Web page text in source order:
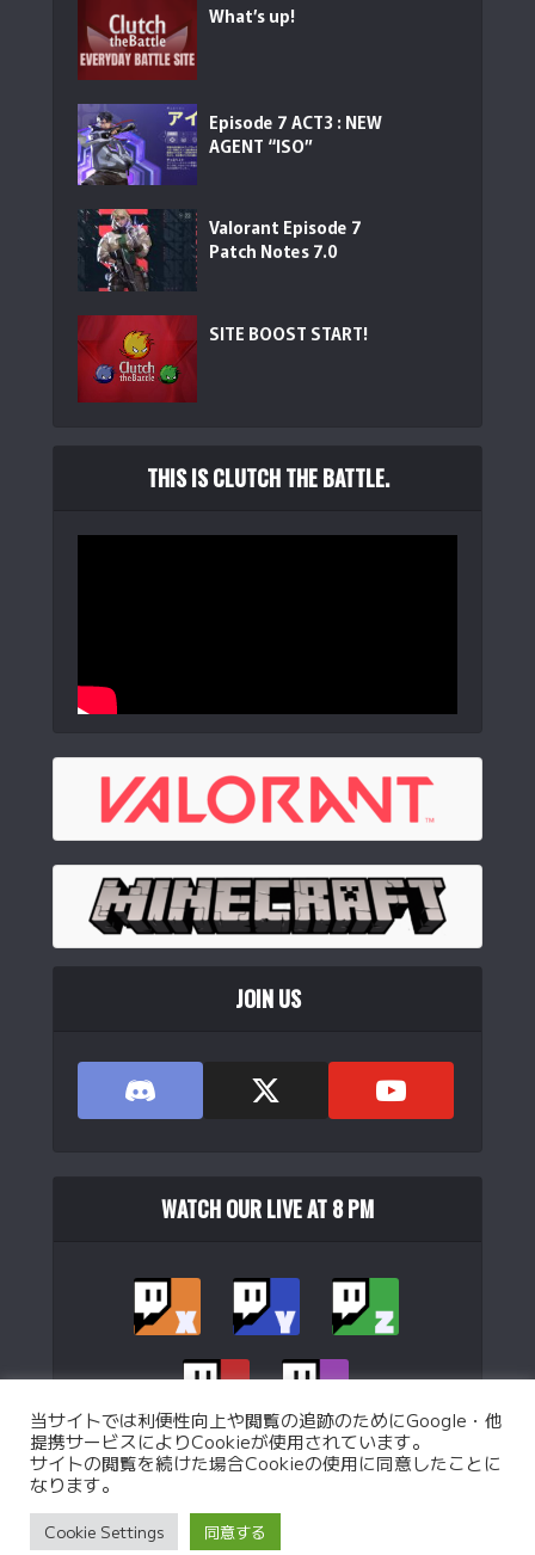
What’s up!
Episode 7 ACT3 : NEW
AGENT “ISO”
Valorant Episode 7
Patch Notes 7.0
SITE BOOST START!
THIS IS CLUTCH THE BATTLE.
JOIN US
WATCH OUR LIVE AT 8 PM
Privacy Policy Custom battle Policy
当サイトでは利便性向上や閲覧の追跡のためにGoogle・他
提携サービスによりCookieが使用されています。
サイトの閲覧を続けた場合Cookieの使用に同意したことに
なります。
Cookie Settings 同意する